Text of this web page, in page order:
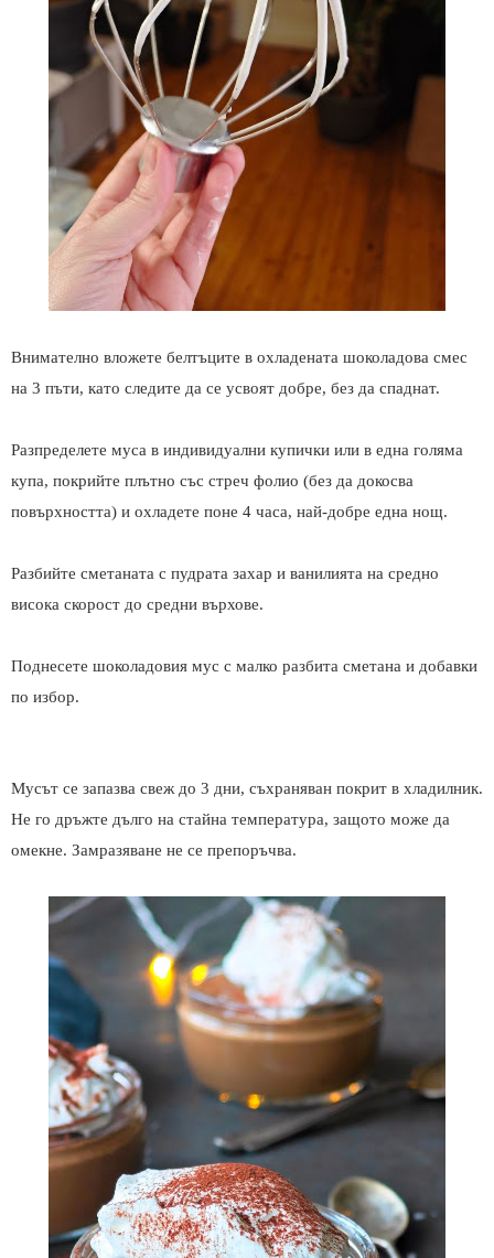
Внимателно вложете белтъците в охладената шоколадова смес
на 3 пъти, като следите да се усвоят добре, без да спаднат.
Разпределете муса в индивидуални купички или в една голяма
купа, покрийте плътно със стреч фолио (без да докосва
повърхността) и охладете поне 4 часа, най-добре една нощ.
Разбийте сметаната с пудрата захар и ванилията на средно
висока скорост до средни върхове.
Поднесете шоколадовия мус с малко разбита сметана и добавки
по избор.
Мусът се запазва свеж до 3 дни, съхраняван покрит в хладилник.
Не го дръжте дълго на стайна температура, защото може да
омекне. Замразяване не се препоръчва.